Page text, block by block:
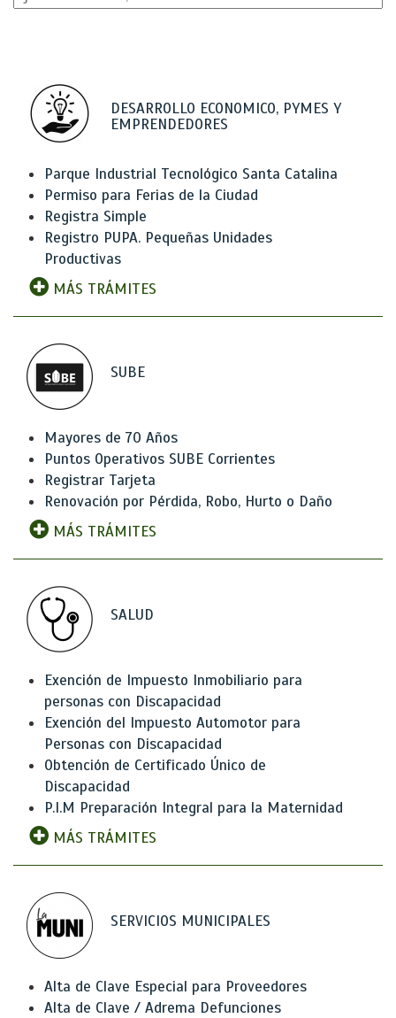
DESARROLLO ECONOMICO, PYMES Y
EMPRENDEDORES
Parque Industrial Tecnológico Santa Catalina
Permiso para Ferias de la Ciudad
Registra Simple
Registro PUPA. Pequeñas Unidades
Productivas
MÁS TRÁMITES
SUBE
Mayores de 70 Años
Puntos Operativos SUBE Corrientes
Registrar Tarjeta
Renovación por Pérdida, Robo, Hurto o Daño
MÁS TRÁMITES
SALUD
Exención de Impuesto Inmobiliario para
personas con Discapacidad
Exención del Impuesto Automotor para
Personas con Discapacidad
Obtención de Certificado Único de
Discapacidad
P.I.M Preparación Integral para la Maternidad
MÁS TRÁMITES
SERVICIOS MUNICIPALES
Alta de Clave Especial para Proveedores
Alta de Clave / Adrema Defunciones